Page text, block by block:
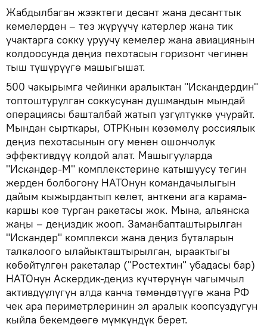
Жабдылбаган жээктеги десант жана десанттык
кемелерден – тез жүрүүчү катерлер жана тик
учактарга сокку уруучу кемелер жана авиациянын
колдоосунда деңиз пехотасын горизонт чегинен
тыш түшүрүүгө машыгышат.
500 чакырымга чейинки аралыктан "Искандердин"
топтоштурулган соккусунан душмандын мындай
операциясы башталбай жатып үзгүлтүккө учурайт.
Мындан сырткары, ОТРКнын көзөмөлү россиялык
деңиз пехотасынын огу менен ошончолук
эффективдүү колдой алат. Машыгууларда
"Искандер-М" комплекстерине катышуусу тегин
жерден болбогону НАТОнун командачылыгын
дайым кыжырдантып келет, анткени ага карама-
каршы кое турган ракетасы жок. Мына, альянска
жаңы – деңиздик жооп. Заманбапташтырылган
"Искандер" комплекси жана деңиз буталарын
талкалоого ылайыкташтырылган, ыраактыгы
көбөйтүлгөн ракеталар ("Ростехтин" убадасы бар)
НАТОнун Аскердик-деңиз күчтөрүнүн чагымчыл
активдүүлүгүн алда канча төмөндөтүүгө жана РФ
чек ара периметрлеринин эл аралык коопсуздугун
кыйла бекемдөөгө мүмкүндүк берет.